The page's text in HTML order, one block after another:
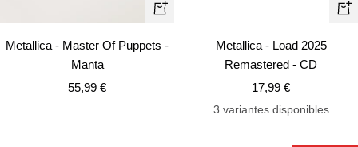
+
Metallica - Master Of Puppets -
Manta
Precio
55,99 €
+
Metallica - Load 2025
Remastered - CD
Precio
de
17,99 €
3 variantes disponibles